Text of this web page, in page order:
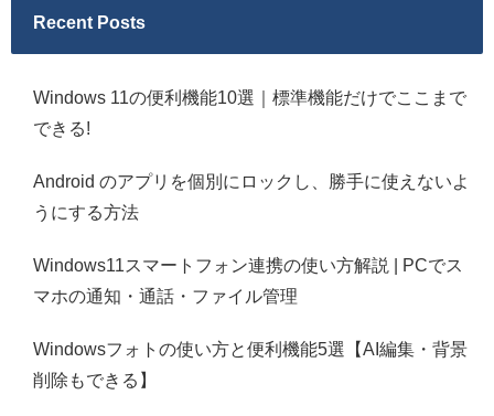
Recent Posts
Windows 11の便利機能10選｜標準機能だけでここまで
できる!
Android のアプリを個別にロックし、勝手に使えないよ
うにする方法
Windows11スマートフォン連携の使い方解説 | PCでス
マホの通知・通話・ファイル管理
Windowsフォトの使い方と便利機能5選【AI編集・背景
削除もできる】